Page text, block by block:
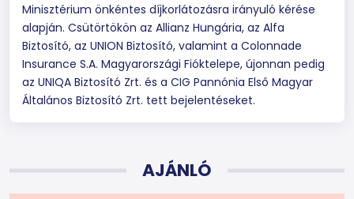
Minisztérium önkéntes díjkorlátozásra irányuló kérése
alapján. Csütörtökön az Allianz Hungária, az Alfa
Biztosító, az UNION Biztosító, valamint a Colonnade
Insurance S.A. Magyarországi Fióktelepe, újonnan pedig
az UNIQA Biztosító Zrt. és a CIG Pannónia Első Magyar
Általános Biztosító Zrt. tett bejelentéseket.
AJÁNLÓ